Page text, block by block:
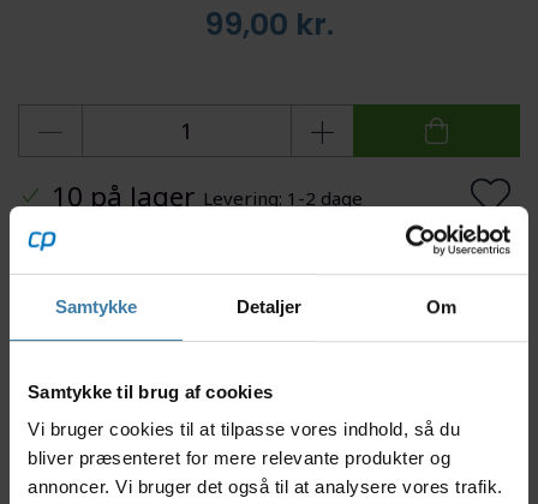
Samtykke Detaljer Om
Samtykke til brug af cookies
Vi bruger cookies til at tilpasse vores indhold, så du
bliver præsenteret for mere relevante produkter og
annoncer. Vi bruger det også til at analysere vores trafik.
99,00 kr.
10 på lager Levering: 1-2 dage
Mere information
Beskrivelse Specifikationer